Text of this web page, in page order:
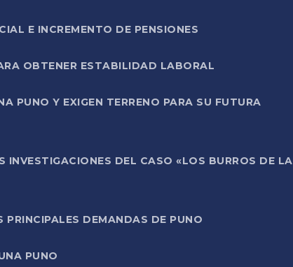
E INCREMENTO DE PENSIONES
OBTENER ESTABILIDAD LABORAL
PUNO Y EXIGEN TERRENO PARA SU FUTURA
DEL CASO «LOS BURROS DE LA
PRINCIPALES DEMANDAS DE PUNO
PUNO